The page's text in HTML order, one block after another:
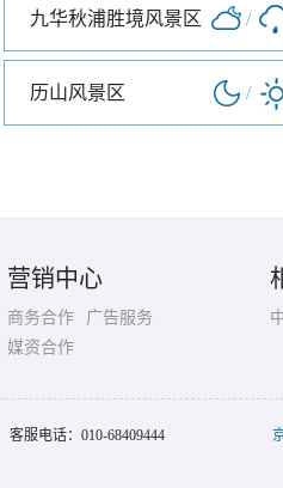
九华秋浦胜境风景区 /
历山风景区 /
营销中心
商务合作
广告服务
媒资合作
客服电话： 010-68409444